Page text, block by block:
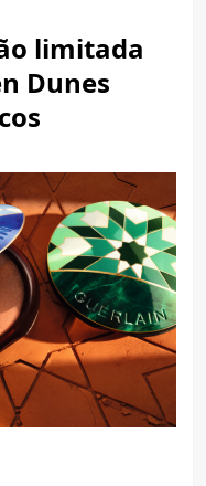
limitada
Dunes